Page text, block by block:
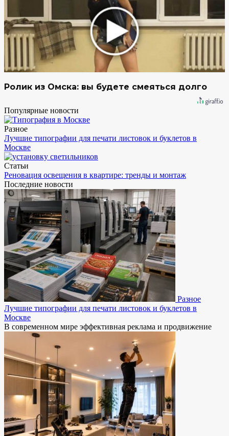
Ролик из Омска: вы будете смеяться долго
Популярные новости
Разное
Лучшие типографии для печати листовок и буклетов в
Москве
Статьи
Реновация освещения в квартире: тренды и монтаж
Последние новости
Разное
Лучшие типографии для печати листовок и буклетов в
Москве
В современном мире эффективная реклама и продвижение